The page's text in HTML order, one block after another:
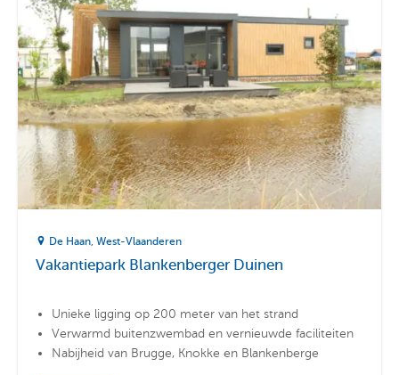
De Haan West-Vlaanderen
Vakantiepark Blankenberger Duinen
Unieke ligging op 200 meter van het strand
Verwarmd buitenzwembad en vernieuwde faciliteiten
Nabijheid van Brugge, Knokke en Blankenberge